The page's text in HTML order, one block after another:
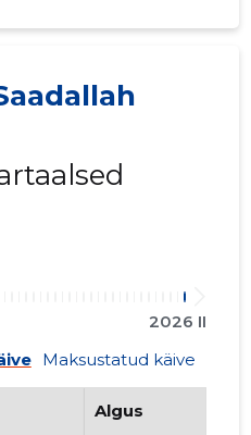
2026 II
Maksustatud käive
Algus